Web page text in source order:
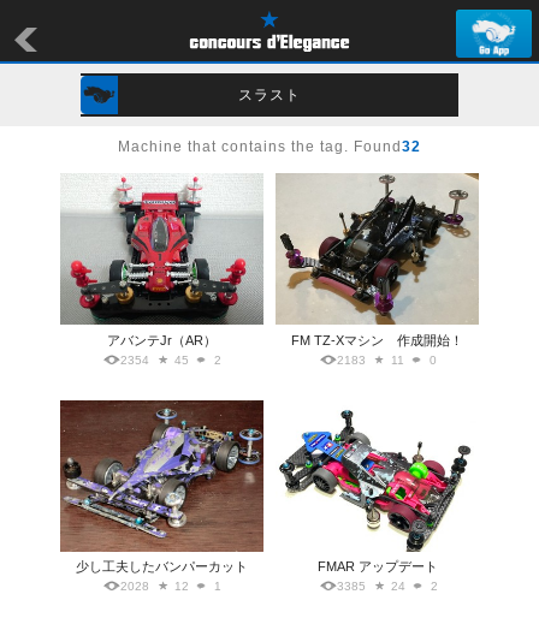
スラスト
Machine that contains the tag. Found 32
アバンテJr（AR）
2354 45 2
FM TZ-Xマシン 作成開始！
2183 11 0
少し工夫したバンパーカット
2028 12 1
FMAR アップデート
3385 24 2